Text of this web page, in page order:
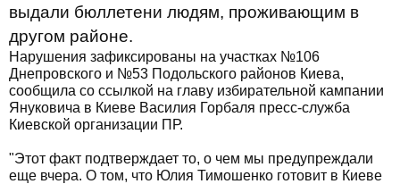
выдали бюллетени людям, проживающим в
другом районе.
Нарушения зафиксированы на участках №106
Днепровского и №53 Подольского районов Киева,
сообщила со ссылкой на главу избирательной кампании
Януковича в Киеве Василия Горбаля пресс-служба
Киевской организации ПР.
"Этот факт подтверждает то, о чем мы предупреждали
еще вчера. О том, что Юлия Тимошенко готовит в Киеве